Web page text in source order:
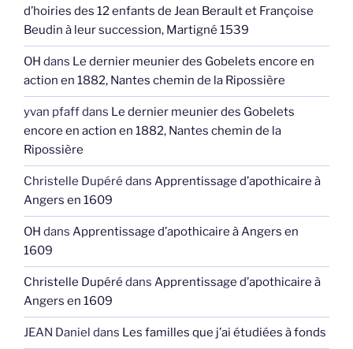
d’hoiries des 12 enfants de Jean Berault et Françoise
Beudin à leur succession, Martigné 1539
OH dans Le dernier meunier des Gobelets encore en
action en 1882, Nantes chemin de la Ripossière
yvan pfaffdans Le dernier meunier des Gobelets
encore en action en 1882, Nantes chemin de la
Ripossière
Christelle Dupéré dans Apprentissage d’apothicaire à
Angers en 1609
OH dans Apprentissage d’apothicaire à Angers en
1609
Christelle Dupéré dans Apprentissage d’apothicaire à
Angers en 1609
JEAN Daniel dans Les familles que j’ai étudiées à fonds